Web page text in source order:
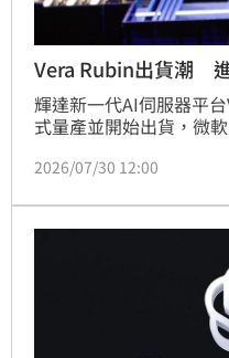
Vera Rubin出貨潮
輝達新一代AI伺服器平
式量產並開始出貨，微
裝，顯著提升良率，單
海、廣達、緯創等指標
鋐、雙鴻亦迎來需求高
持續擴大資本支出，台
週期，營收與獲利表現
2026/07/30 12:00